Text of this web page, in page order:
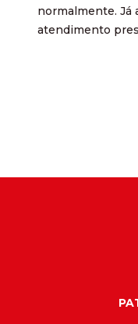
normalmente. Já
atendimento